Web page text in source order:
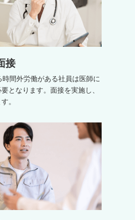
接
時間外労働がある社員は医師に
となります。面接を実施し、
。